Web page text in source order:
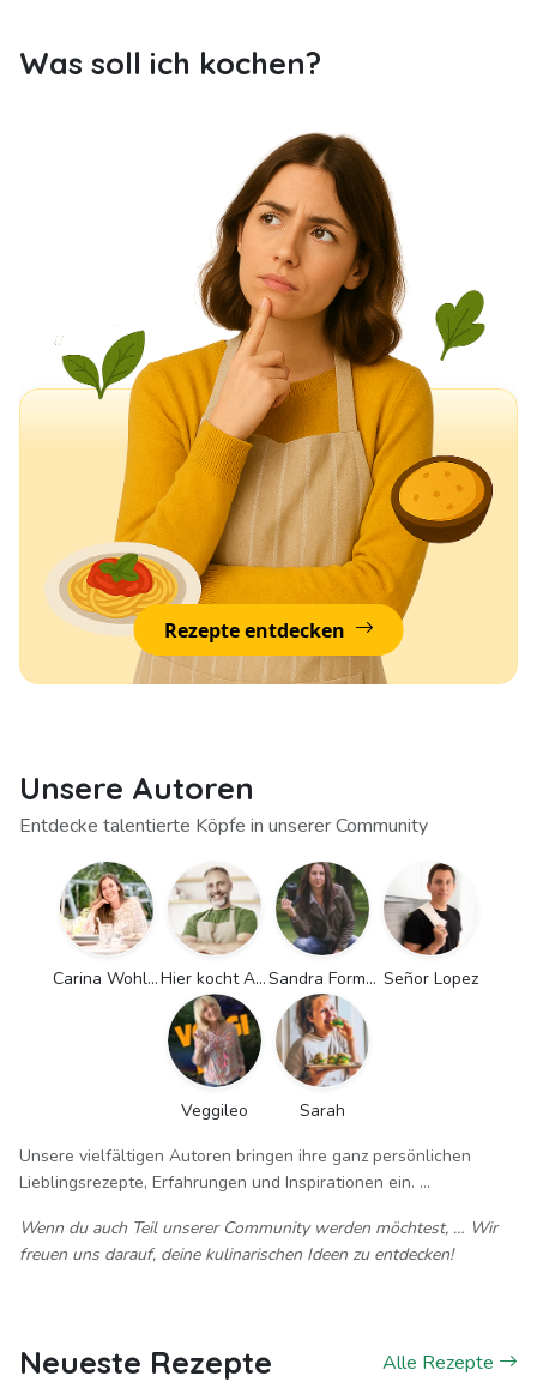
Was soll ich kochen?
Rezepte entdecken
Unsere Autoren
Entdecke talentierte Köpfe in unserer Community
Carina Wohlleben Hier kocht Alex Sandra Formberg Señor Lopez
Veggileo
Sarah
Unsere vielfältigen Autoren bringen ihre ganz persönlichen
Lieblingsrezepte, Erfahrungen und Inspirationen ein. …
Wenn du auch Teil unserer Community werden möchtest, … Wir
freuen uns darauf, deine kulinarischen Ideen zu entdecken!
Neueste Rezepte
Alle Rezepte